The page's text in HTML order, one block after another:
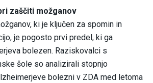
zaščiti možganov
ki je ključen za spomin in
je pogosto prvi predel, ki ga
bolezen. Raziskovalci s
šole so analizirali stopnjo
bolezni v ZDA med letoma